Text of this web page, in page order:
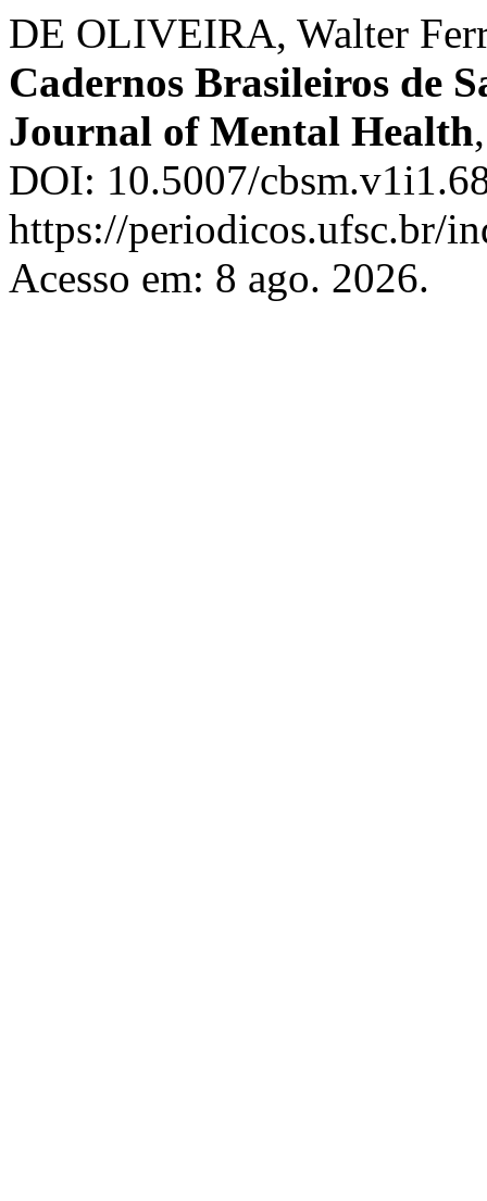
DE OLIVEIRA, Walter
Cadernos Brasileiros de
Journal of Mental Health
DOI: 10.5007/
https://periodicos.ufsc.br/
Acesso em: 8 ago. 2026.